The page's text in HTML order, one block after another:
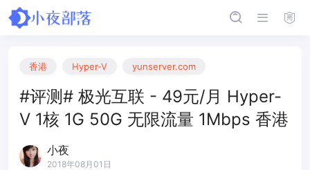
香港 Hyper-V yunserver.com
#评测# 极光互联 - 49元/月 Hyper-
V 1核 1G 50G 无限流量 1Mbps 香港
小夜
2018年08月01日